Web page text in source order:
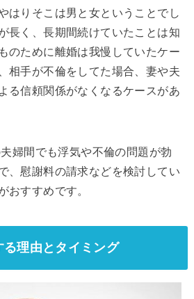
はりそこは男と女ということでし
長く、長期間続けていたことは知
のために離婚は我慢していたケー
相手が不倫をしてた場合、妻や夫
る信頼関係がなくなるケースがあ
婦間でも浮気や不倫の問題が勃
、慰謝料の請求などを検討してい
おすすめです。
理由とタイミング